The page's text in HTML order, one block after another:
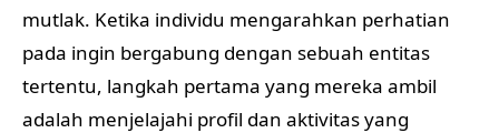
mutlak. Ketika individu mengarahkan perhatian
pada ingin bergabung dengan sebuah entitas
tertentu, langkah pertama yang mereka ambil
adalah menjelajahi profil dan aktivitas yang